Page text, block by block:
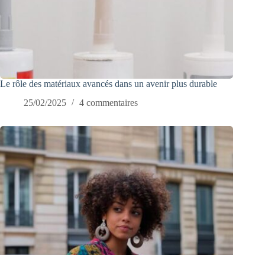
Le rôle des matériaux avancés dans un avenir plus durable
25/02/2025
4 commentaires